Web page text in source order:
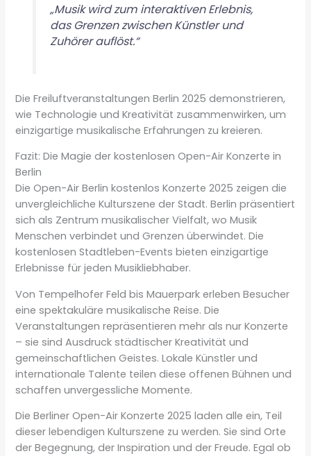
„Musik wird zum interaktiven Erlebnis,
das Grenzen zwischen Künstler und
Zuhörer auflöst.“
Die Freiluftveranstaltungen Berlin 2025 demonstrieren,
wie Technologie und Kreativität zusammenwirken, um
einzigartige musikalische Erfahrungen zu kreieren.
Fazit: Die Magie der kostenlosen Open-Air Konzerte in
Berlin
Die Open-Air Berlin kostenlos Konzerte 2025 zeigen die
unvergleichliche Kulturszene der Stadt. Berlin präsentiert
sich als Zentrum musikalischer Vielfalt, wo Musik
Menschen verbindet und Grenzen überwindet. Die
kostenlosen Stadtleben-Events bieten einzigartige
Erlebnisse für jeden Musikliebhaber.
Von Tempelhofer Feld bis Mauerpark erleben Besucher
eine spektakuläre musikalische Reise. Die
Veranstaltungen repräsentieren mehr als nur Konzerte
– sie sind Ausdruck städtischer Kreativität und
gemeinschaftlichen Geistes. Lokale Künstler und
internationale Talente teilen diese offenen Bühnen und
schaffen unvergessliche Momente.
Die Berliner Open-Air Konzerte 2025 laden alle ein, Teil
dieser lebendigen Kulturszene zu werden. Sie sind Orte
der Begegnung, der Inspiration und der Freude. Egal ob